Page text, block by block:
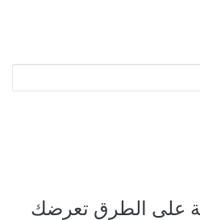
على الطرق تعرضك